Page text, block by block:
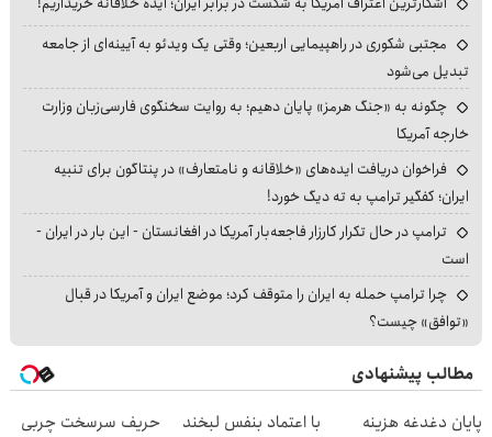
مجتبی شکوری در راهپیمایی اربعین؛ وقتی یک ویدئو به آیینه‌ای از جامعه
تبدیل می‌شود
چگونه به «جنگ هرمز» پایان دهیم؛ به روایت سخنگوی فارسی‌زبان وزارت
خارجه آمریکا
فراخوان دریافت ایده‌های «خلاقانه و نامتعارف» در پنتاگون برای تنبیه
ایران؛ کفگیر ترامپ به ته دیگ خورد!
ترامپ در حال تکرار کارزار فاجعه‌بار آمریکا در افغانستان - این بار در ایران -
است
چرا ترامپ حمله به ایران را متوقف کرد؛ موضع ایران و آمریکا در قبال
«توافق» چیست؟
مطالب پیشنهادی
پایان دغدغه هزینه
با اعتماد بنفس لبخند
حریف سرسخت چربی